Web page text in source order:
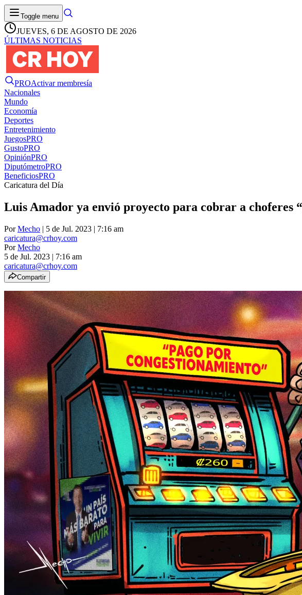
Toggle menu
JUEVES, 6 DE AGOSTO DE 2026
ÚLTIMAS NOTICIAS
PROActivar membresía
Nacionales
Mundo
Economía
Deportes
Entretenimiento
JuegosPRO
GustoPRO
OpiniónPRO
DiputómetroPRO
BeneficiosPRO
Caricatura del Día
Luis Amador ya envió proyecto para cobrar a choferes
PorMecho | 5 de Jul. 2023 | 7:16 am
caricatura@crhoy.com
PorMecho
5 de Jul. 2023 | 7:16 am
caricatura@crhoy.com
Compartir